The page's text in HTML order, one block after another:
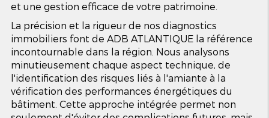
et une gestion efficace de votre patrimoine.
La précision et la rigueur de nos diagnostics
immobiliers font de ADB ATLANTIQUE la référence
incontournable dans la région. Nous analysons
minutieusement chaque aspect technique, de
l'identification des risques liés à l'amiante à la
vérification des performances énergétiques du
bâtiment. Cette approche intégrée permet non